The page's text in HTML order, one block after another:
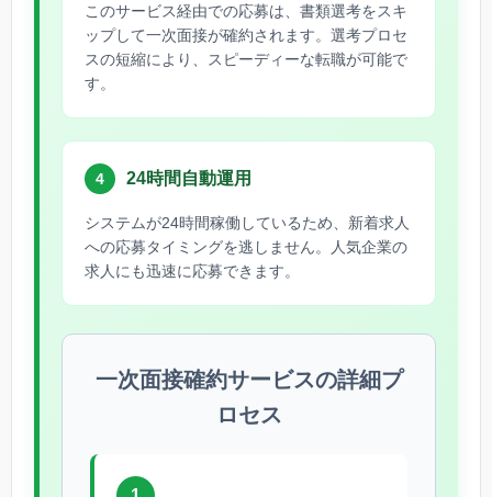
このサービス経由での応募は、書類選考をスキ
ップして一次面接が確約されます。選考プロセ
スの短縮により、スピーディーな転職が可能で
す。
4 24時間自動運用
システムが24時間稼働しているため、新着求人
への応募タイミングを逃しません。人気企業の
求人にも迅速に応募できます。
一次面接確約サービスの詳細プ
ロセス